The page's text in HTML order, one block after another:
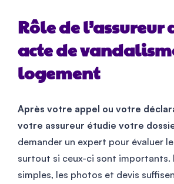
Rôle de l’assureur
acte de
logement
Après votre appel ou votre
votre assureur étudie votre
demander un expert pour évaluer
surtout si ceux-ci sont importants.
simples, les photos et devis